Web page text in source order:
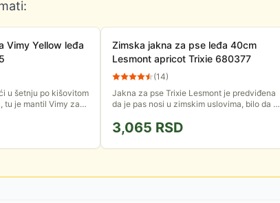
Vimy Yellow leđa
u šetnju po kišovitom
tu je mantil Vimy za
Zimska jakna za pse leđa 40cm
Lesmont apricot Trixie 680377
(14)
Jakna za pse Trixie Lesmont je predviđena
da je pas nosi u zimskim uslovima, bilo da je
postavljena je...
3,065 RSD